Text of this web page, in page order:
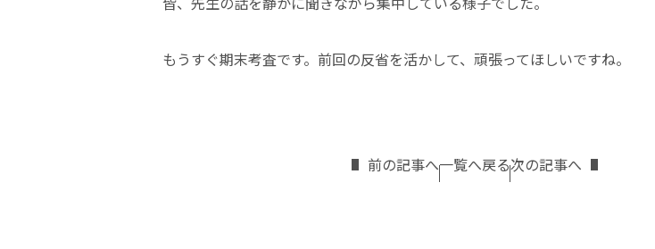
もうすぐ期末考査です。前回の反省を活かして、頑張ってほしいですね。
前の記事へ一覧へ戻る次の記事へ